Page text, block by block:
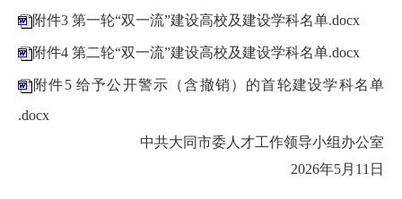
附件3 第一轮“双一流”建设高校及建设学科名单.docx
附件4 第二轮“双一流”建设高校及建设学科名单.docx
附件5 给予公开警示（含撤销）的首轮建设学科名单
.docx
中共大同市委人才工作领导小组办公室
2026年5月11日